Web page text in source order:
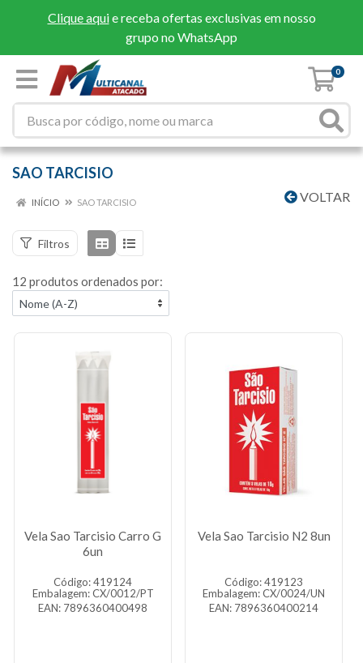
Clique aquie receba ofertas exclusivas em nosso
grupo no WhatsApp
0
SAO TARCISIO
VOLTAR
INÍCIO SAO TARCISIO
Filtros
12 produtos ordenados por:
Vela Sao Tarcisio Carro G
6un
Código: 419124
Embalagem: CX/0012/PT
EAN: 7896360400498
Vela Sao Tarcisio N2 8un
Código: 419123
Embalagem: CX/0024/UN
EAN: 7896360400214